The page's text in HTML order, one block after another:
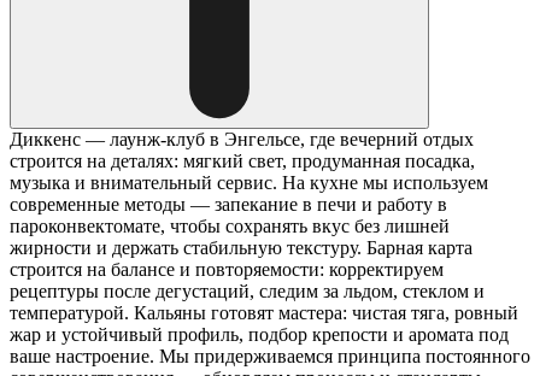
Диккенс — лаунж-клуб в Энгельсе, где вечерний отдых
строится на деталях: мягкий свет, продуманная посадка,
музыка и внимательный сервис. На кухне мы используем
современные методы — запекание в печи и работу в
пароконвектомате, чтобы сохранять вкус без лишней
жирности и держать стабильную текстуру. Барная карта
строится на балансе и повторяемости: корректируем
рецептуры после дегустаций, следим за льдом, стеклом и
температурой. Кальяны готовят мастера: чистая тяга, ровный
жар и устойчивый профиль, подбор крепости и аромата под
ваше настроение. Мы придерживаемся принципа постоянного